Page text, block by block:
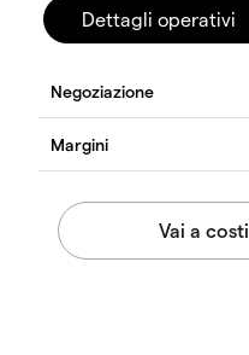
Dettagli operativi